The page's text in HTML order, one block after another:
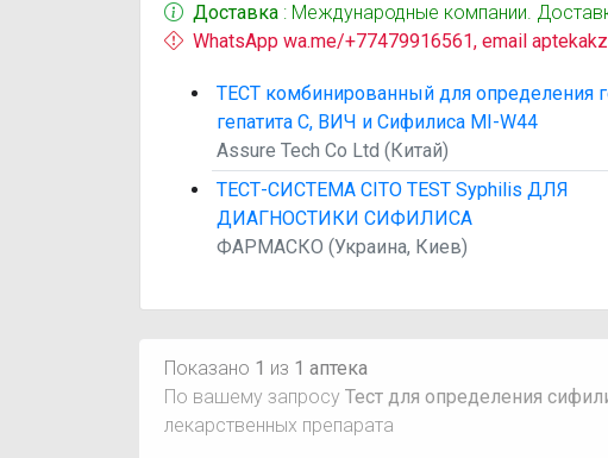
Доставка : Международные компании.
WhatsApp wa.me/+77479916561, email
ТЕСТ комбинированный для определения
гепатита С, ВИЧ и Сифилиса MI-W44
Assure Tech Co Ltd (Китай)
ТЕСТ-СИСТЕМА CITO TEST Syphilis ДЛЯ
ДИАГНОСТИКИ СИФИЛИСА
ФАРМАСКО (Украина, Киев)
Показано 1 из 1 аптека
По вашему запросу Тест для определения
лекарственных препарата